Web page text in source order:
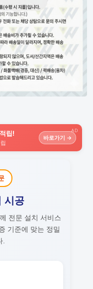
AD
립!
바로가기 →
시공
전문 설치 서비스
기준에 맞는 정밀
.